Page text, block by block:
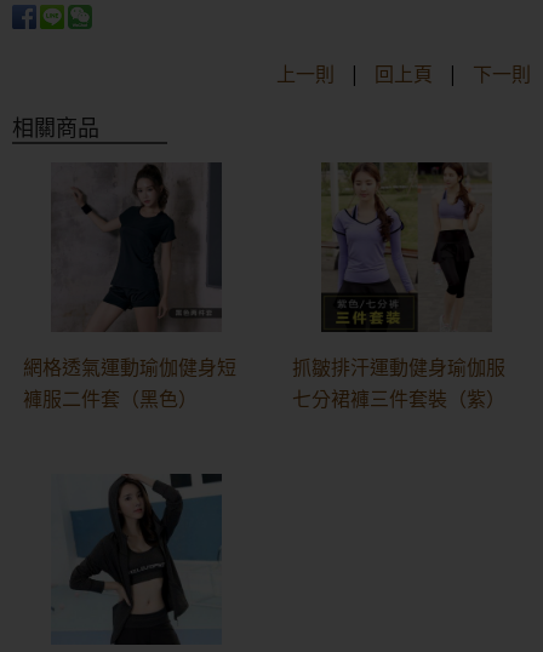
上一則 | 回上頁 | 下一則
相關商品
網格透氣運動瑜伽健身短
褲服二件套（黑色）
抓皺排汗運動健身瑜伽服
七分裙褲三件套裝（紫）